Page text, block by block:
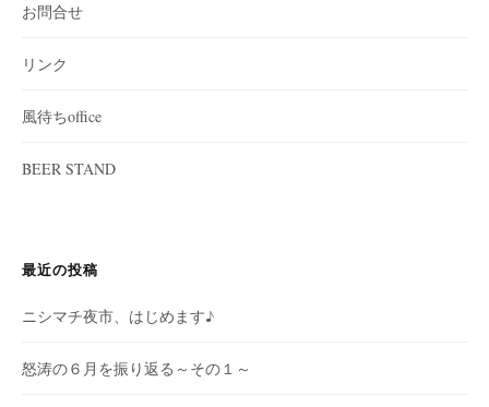
お問合せ
リンク
風待ちoffice
BEER STAND
最近の投稿
ニシマチ夜市、はじめます♪
怒涛の６月を振り返る～その１～